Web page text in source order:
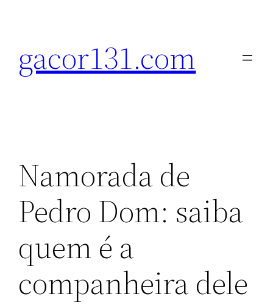
conteúdo
gacor131.com
Namorada de
Pedro Dom: saiba
quem é a
companheira dele